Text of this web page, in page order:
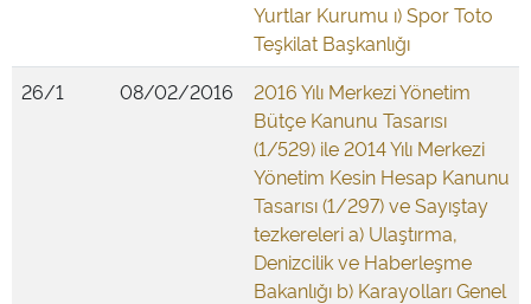
Yurtlar Kurumu ı) Spor Toto
Teşkilat Başkanlığı
26/1
08/02/2016
2016 Yılı Merkezi Yönetim
Bütçe Kanunu Tasarısı
(1/529) ile 2014 Yılı Merkezi
Yönetim Kesin Hesap Kanunu
Tasarısı (1/297) ve Sayıştay
tezkereleri a) Ulaştırma,
Denizcilik ve Haberleşme
Bakanlığı b) Karayolları Genel